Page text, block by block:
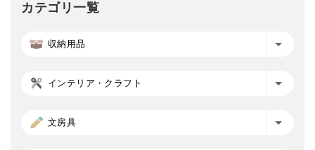
カテゴリ一覧
収納用品
インテリア・クラフト
文房具